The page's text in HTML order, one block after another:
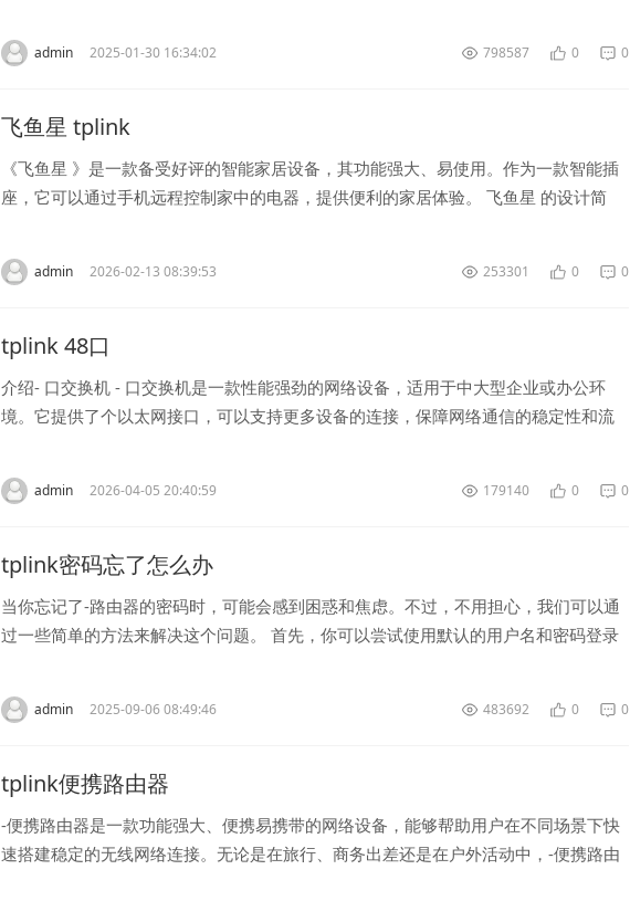
admin 2025-01-30 16:34:02 798587 0 0
飞鱼星 tplink
《飞鱼星 》是一款备受好评的智能家居设备，其功能强大、易使用。作为一款智能插
座，它可以通过手机远程控制家中的电器，提供便利的家居体验。 飞鱼星 的设计简
admin 2026-02-13 08:39:53 253301 0 0
tplink 48口
介绍- 口交换机 - 口交换机是一款性能强劲的网络设备，适用于中大型企业或办公环
境。它提供了个以太网接口，可以支持更多设备的连接，保障网络通信的稳定性和流
admin 2026-04-05 20:40:59 179140 0 0
tplink密码忘了怎么办
当你忘记了-路由器的密码时，可能会感到困惑和焦虑。不过，不用担心，我们可以通
过一些简单的方法来解决这个问题。 首先，你可以尝试使用默认的用户名和密码登录
admin 2025-09-06 08:49:46 483692 0 0
tplink便携路由器
-便携路由器是一款功能强大、便携易携带的网络设备，能够帮助用户在不同场景下快
速搭建稳定的无线网络连接。无论是在旅行、商务出差还是在户外活动中，-便携路由